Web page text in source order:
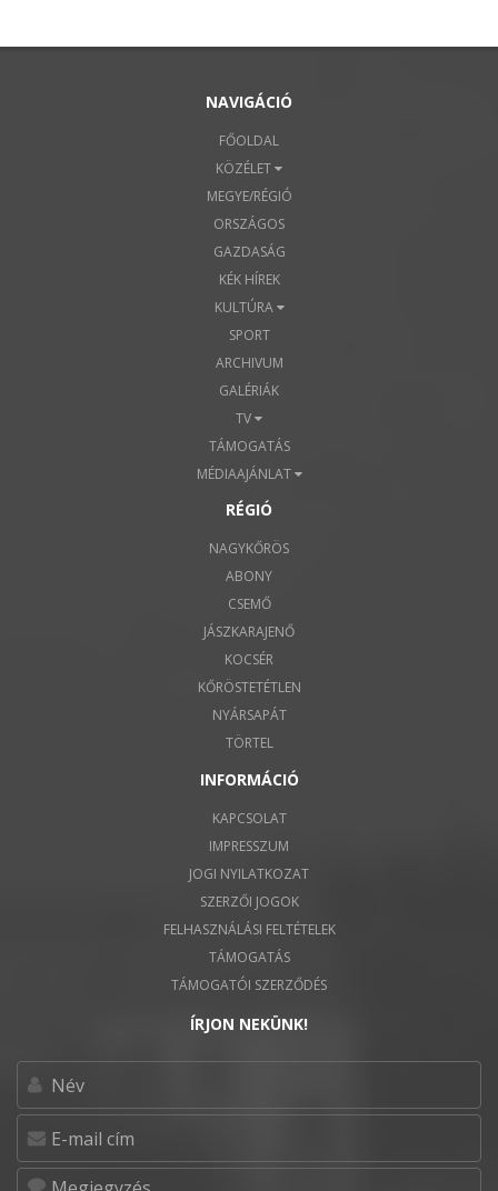
NAVIGÁCIÓ
FŐOLDAL
KÖZÉLET
MEGYE/RÉGIÓ
ORSZÁGOS
GAZDASÁG
KÉK HÍREK
KULTÚRA
SPORT
ARCHIVUM
GALÉRIÁK
TV
TÁMOGATÁS
MÉDIAAJÁNLAT
RÉGIÓ
NAGYKŐRÖS
ABONY
CSEMŐ
JÁSZKARAJENŐ
KOCSÉR
KŐRÖSTETÉTLEN
NYÁRSAPÁT
TÖRTEL
INFORMÁCIÓ
KAPCSOLAT
IMPRESSZUM
JOGI NYILATKOZAT
SZERZŐI JOGOK
FELHASZNÁLÁSI FELTÉTELEK
TÁMOGATÁS
TÁMOGATÓI SZERZŐDÉS
ÍRJON NEKÜNK!